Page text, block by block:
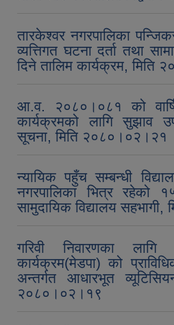
तारकेश्वर नगरपालिका
व्यत्तिगत घटना दर्ता तथा
दिने तालिम कार्यक्रम, मिति
आ.व. २०८०।०८१ को
कार्यक्रमको लागि सुझाव
सूचना, मिति २०८०।०२।२१
न्यायिक पहुँच सम्बन्धी
नगरपालिका भित्र रहेको
सामुदायिक विद्यालय
गरिवी निवारणका
कार्यक्रम(मेडपा) को
अन्तर्गत आधारभूत
२०८०।०२।१९